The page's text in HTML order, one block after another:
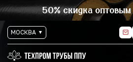
50% скидка
МОСКВА